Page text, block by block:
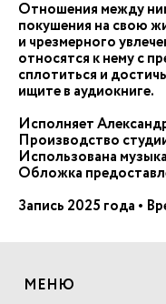
Отношения между
покушения на свою
и чрезмерного
относятся к нему с
сплотиться и
ищите в аудиокниге.
Исполняет
Производство
Использована
Обложка
Запись 2025 года •
МЕНЮ